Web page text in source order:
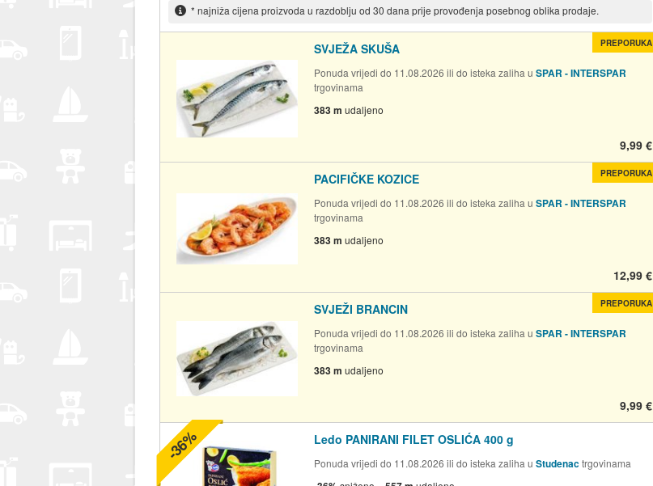
* najniža cijena proizvoda u razdoblju od 30 dana prije provođenja posebnog oblika prodaje.
SVJEŽA SKUŠA
Ponuda vrijedi do 11.08.2026 ili do isteka zaliha u SPAR - INTERSPAR
trgovinama
383 m udaljeno
9,99 €
PREPORUKA
PACIFIČKE KOZICE
Ponuda vrijedi do 11.08.2026 ili do isteka zaliha u SPAR - INTERSPAR
trgovinama
383 m udaljeno
12,99 €
PREPORUKA
SVJEŽI BRANCIN
Ponuda vrijedi do 11.08.2026 ili do isteka zaliha u SPAR - INTERSPAR
trgovinama
383 m udaljeno
9,99 €
PREPORUKA
Ledo PANIRANI FILET OSLIĆA 400 g
Ponuda vrijedi do 11.08.2026 ili do isteka zaliha u Studenactrgovinama
-36%